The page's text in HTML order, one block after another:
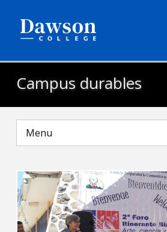
Campus durables
Menu
EN
À propos
Comment
Carrières